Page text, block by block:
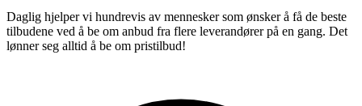
Daglig hjelper vi hundrevis av mennesker som ønsker å få de beste
tilbudene ved å be om anbud fra flere leverandører på en gang. Det
lønner seg alltid å be om pristilbud!